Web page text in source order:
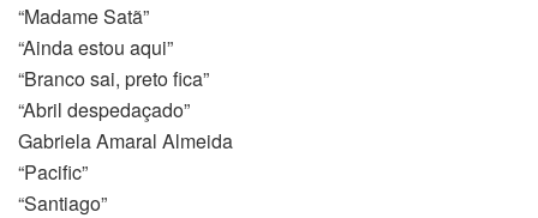
“Madame Satã”
“Ainda estou aqui”
“Branco sai, preto fica”
“Abril despedaçado”
Gabriela Amaral Almeida
“Pacific”
“Santiago”